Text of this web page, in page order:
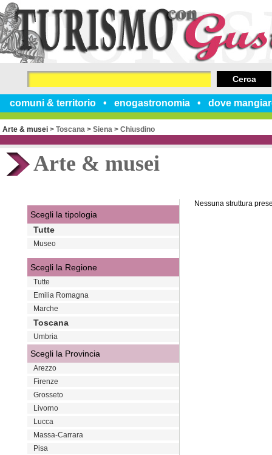
comuni & territorio enogastronomia dove
Cerca
Arte & musei > Toscana > Siena > Chiusdino
Arte & musei
Nessuna struttura
Scegli la tipologia
Tutte
Museo
Scegli la Regione
Tutte
Emilia Romagna
Marche
Toscana
Umbria
Scegli la Provincia
Arezzo
Firenze
Grosseto
Livorno
Lucca
Massa-Carrara
Pisa